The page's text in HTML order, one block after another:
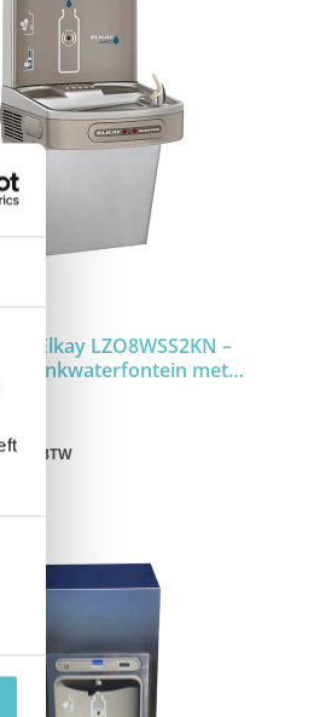
Elkay LZO8WSS2KN –
Drinkwaterfontein met
Vulstation – RVS –
Scholen en Sportscholen
incl. BTW